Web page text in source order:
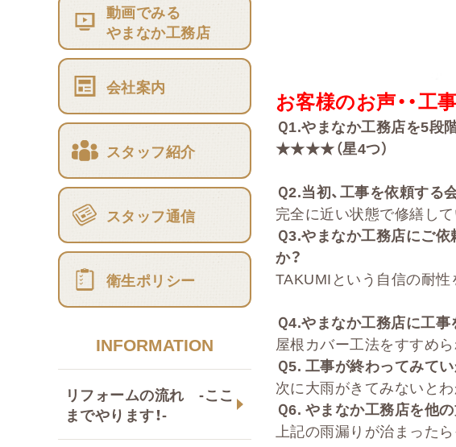
動画でみる
やまなか工務店
会社案内
スタッフ紹介
スタッフ通信
衛生ポリシー
INFORMATION
リフォームの流れ -ここ
までやります！-
お客様のお声・・工
Ｑ1.やまなか工務店を5段
★★★★（星4つ）
Ｑ2.当初、工事を依頼する
完全に近い状態で修繕し
Ｑ3.やまなか工務店にご
か？
TAKUMIという自信の耐
Ｑ4.やまなか工務店に工事
屋根カバー工法をすすめ
Ｑ5. 工事が終わってみて
次に大雨がきてみないと
Ｑ6. やまなか工務店を他
上記の雨漏りが治まった